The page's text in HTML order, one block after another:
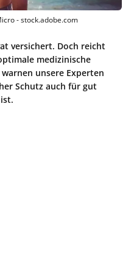
- stock.adobe.com
versichert. Doch reicht
medizinische
unsere Experten
Schutz auch für gut